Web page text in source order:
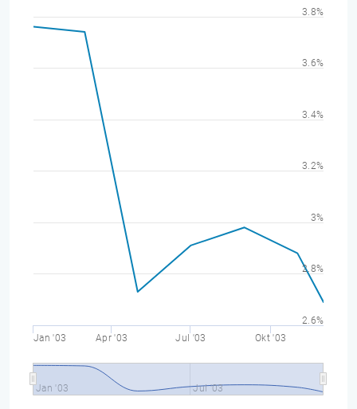
Jan '03 Apr '03 Jul '03 Okt '03
Jan '03 Jul '03
2.6%
2.8%
3%
3.2%
3.4%
3.6%
3.8%